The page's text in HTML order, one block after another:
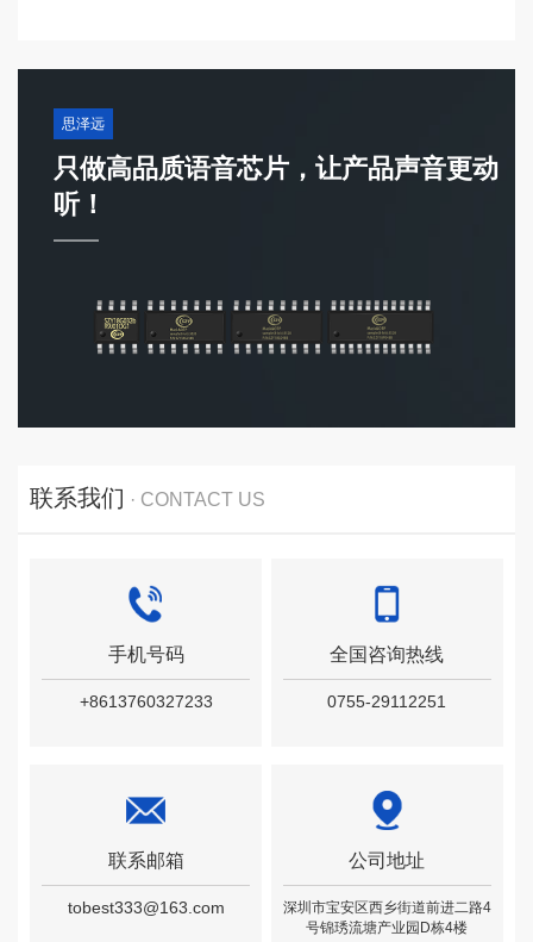
思泽远
只做高品质语音芯片，让产品声音更动
听！
联系我们 · CONTACT US
手机号码
+8613760327233
全国咨询热线
0755-29112251
联系邮箱
tobest333@163.com
公司地址
深圳市宝安区西乡街道前进二路4
号锦琇流塘产业园D栋4楼